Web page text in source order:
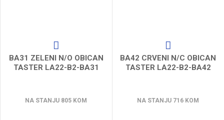
BA31 ZELENI N/O OBICAN
TASTER LA22-B2-BA31
NA STANJU 805 KOM
BA42 CRVENI N/C OBICAN
TASTER LA22-B2-BA42
NA STANJU 716 KOM